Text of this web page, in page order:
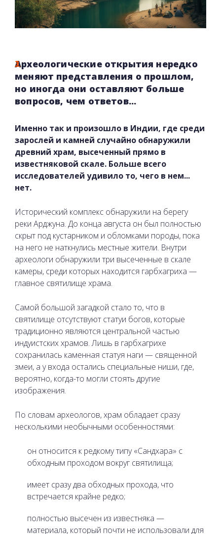
Археологические открытия нередко
меняют представления о прошлом,
но иногда они оставляют больше
вопросов, чем ответов...
Именно так и произошло в Индии, где среди
зарослей и камней случайно обнаружили
древний храм, высеченный прямо в
известняковой скале. Больше всего
исследователей удивило то, чего в нем...
нет.
Исторический комплекс обнаружили на берегу
реки Арджуна. До конца августа он был полностью
скрыт под кустарником и обломками породы, пока
на него не наткнулись местные жители. Внутри
археологи обнаружили три высеченные в скале
камеры, среди которых находится гарбхагриха —
главное святилище храма.
Самой большой загадкой стало то, что в
святилище отсутствуют статуи богов, которые
традиционно являются центральной частью
индуистских храмов. Лишь в гарбхагрихе
сохранилась каменная статуя наги — священной
змеи, а у входа остались специальные ниши, где,
вероятно, когда-то могли стоять другие
изображения.
По словам археологов, храм обладает сразу
несколькими необычными особенностями:
он относится к редкому типу «Сандхара» с
обходным проходом вокруг святилища;
имеет сразу два обходных прохода, что
встречается крайне редко;
полностью высечен из известняка —
материала, который почти не использовали для